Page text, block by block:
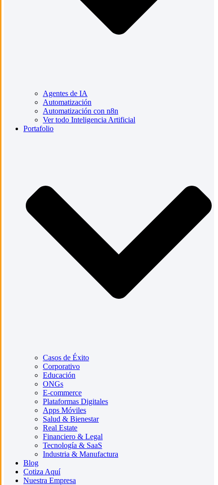
Agentes de IA
Automatización
Automatización con n8n
Ver todo Inteligencia Artificial
Portafolio
Casos de Éxito
Corporativo
Educación
ONGs
E-commerce
Plataformas Digitales
Apps Móviles
Salud & Bienestar
Real Estate
Financiero & Legal
Tecnología & SaaS
Industria & Manufactura
Blog
Cotiza Aquí
Nuestra Empresa